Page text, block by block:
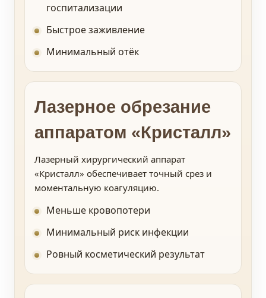
госпитализации
Быстрое заживление
Минимальный отёк
Лазерное обрезание
аппаратом «Кристалл»
Лазерный хирургический аппарат
«Кристалл» обеспечивает точный срез и
моментальную коагуляцию.
Меньше кровопотери
Минимальный риск инфекции
Ровный косметический результат